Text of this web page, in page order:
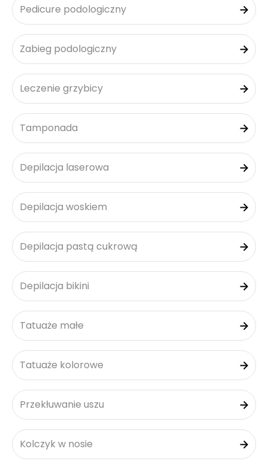
Pedicure podologiczny
Zabieg podologiczny
Leczenie grzybicy
Tamponada
Depilacja laserowa
Depilacja woskiem
Depilacja pastą cukrową
Depilacja bikini
Tatuaże małe
Tatuaże kolorowe
Przekłuwanie uszu
Kolczyk w nosie